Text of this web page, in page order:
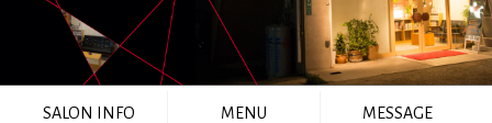
SALON INFO MENU MESSAGE